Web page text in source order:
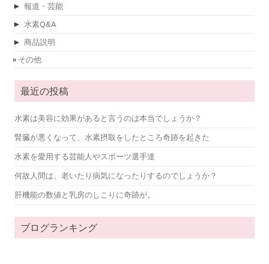
► 報道・芸能
► 水素Q&A
► 商品説明
その他
最近の投稿
水素は美容に効果があると言うのは本当でしょうか？
腎臓が悪くなって、水素摂取をしたところ奇跡を起きた
水素を愛用する芸能人やスポーツ選手達
何故人間は、老いたり病気になったりするのでしょうか？
肝機能の数値と乳房のしこりに奇跡が。
ブログランキング